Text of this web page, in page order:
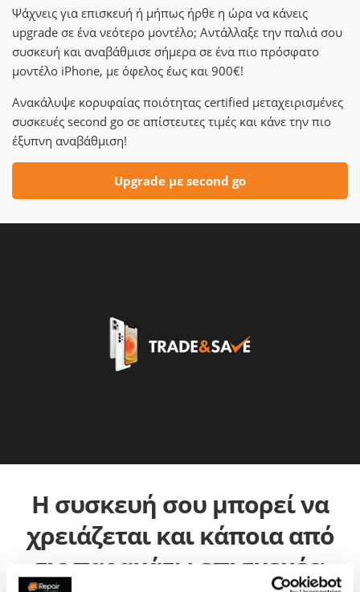
Ψάχνεις για επισκευή ή μήπως ήρθε η ώρα να κάνεις
upgrade σε ένα νεότερο μοντέλο; Αντάλλαξε την παλιά σου
συσκευή και αναβάθμισε σήμερα σε ένα πιο πρόσφατο
μοντέλο iPhone, με όφελος έως και 900€!
Ανακάλυψε κορυφαίας ποιότητας certified μεταχειρισμένες
συσκευές second go σε απίστευτες τιμές και κάνε την πιο
έξυπνη αναβάθμιση!
Upgrade με second go
Η συσκευή σου μπορεί να
χρειάζεται και κάποια από
τις παρακάτω επισκευές: